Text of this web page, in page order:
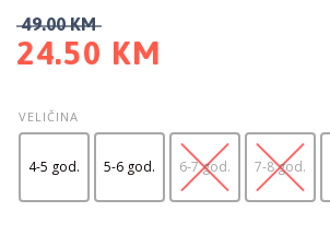
49.00KM
24.50 KM
VELIČINA
4-5 god. 5-6 god. 6-7 god. 7-8 god.